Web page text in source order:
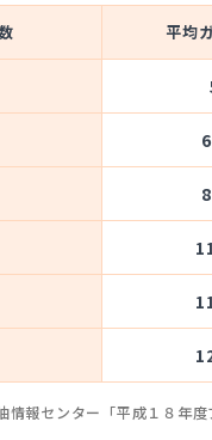
平均
情報センター「平成１８年